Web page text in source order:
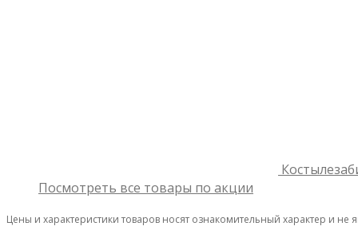
Посмотреть все товары по акции
Цены и характеристики товаров носят ознакомительный характер и не